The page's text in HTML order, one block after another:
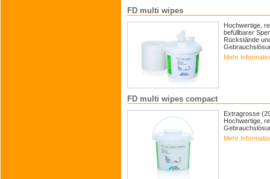
FD multi wipes
Hochwertige,
befüllbarer
Rückstände
Mehr
FD multi wipes compact
Extragrosse
Hochwertige,
Mehr